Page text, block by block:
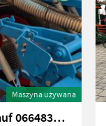
Maszyna używana
Monosem Privatverkauf 06648332751 NG 4 Plus (6 Stk. Säel